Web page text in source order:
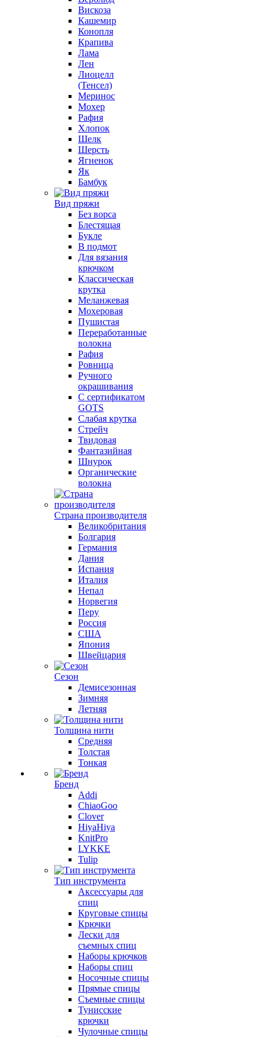
Вискоза
Кашемир
Конопля
Крапива
Лама
Лен
Лиоцелл
(Тенсел)
Меринос
Мохер
Рафия
Хлопок
Шелк
Шерсть
Ягненок
Як
Бамбук
Вид пряжи
Без ворса
Блестящая
Букле
В подмот
Для вязания
крючком
Классическая
крутка
Меланжевая
Мохеровая
Пушистая
Переработанные
волокна
Рафия
Ровница
Ручного
окрашивания
С сертификатом
GOTS
Слабая крутка
Стрейч
Твидовая
Фантазийная
Шнурок
Органические
волокна
Страна производителя
Великобритания
Болгария
Германия
Дания
Испания
Италия
Непал
Норвегия
Перу
Россия
США
Япония
Швейцария
Сезон
Демисезонная
Зимняя
Летняя
Толщина нити
Средняя
Толстая
Тонкая
Бренд
Addi
ChiaoGoo
Clover
HiyaHiya
KnitPro
LYKKE
Tulip
Тип инструмента
Аксессуары для
спиц
Круговые спицы
Крючки
Лески для
съемных спиц
Наборы крючков
Наборы спиц
Носочные спицы
Прямые спицы
Съемные спицы
Тунисские
крючки
Чулочные спицы